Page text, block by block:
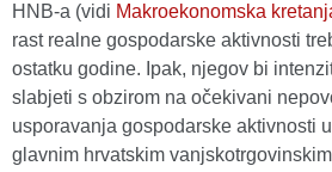
HNB-a (vidi Makroekonomska
rast realne gospodarske aktivnosti
ostatku godine. Ipak, njegov bi
slabjeti s obzirom na očekivani
usporavanja gospodarske aktivnosti
glavnim hrvatskim